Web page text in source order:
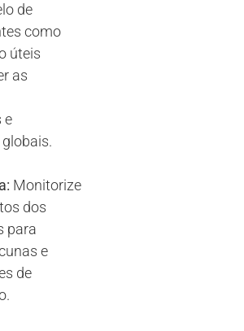
de
como
úteis
as
e
Monitorize
dos
para
e
de